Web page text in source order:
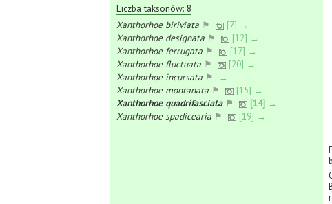
Liczba taksonów: 8
Xanthorhoe biriviata ⚑
[7] →
Xanthorhoe designata ⚑
[12] →
Xanthorhoe ferrugata ⚑
[17] →
Xanthorhoe fluctuata ⚑
[20] →
Xanthorhoe incursata ⚑
→
Xanthorhoe montanata ⚑
[15] →
Xanthorhoe quadrifasciata⚑
[14] →
Xanthorhoe spadicearia ⚑ [19] →